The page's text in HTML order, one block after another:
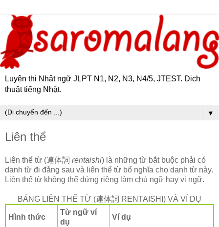
Luyện thi Nhật ngữ JLPT N1, N2, N3, N4/5, JTEST. Dịch
thuật tiếng Nhật.
▼
Liên thể
Liên thể từ (連体詞 rentaishi) là những từ bắt buộc phải có
danh từ đi đằng sau và liên thể từ bổ nghĩa cho danh từ này.
Liên thể từ không thể đứng riêng làm chủ ngữ hay vị ngữ.
BẢNG LIÊN THỂ TỪ (連体詞 RENTAISHI) VÀ VÍ DỤ
Hình thức
Từ ngữ ví
dụ
Ví dụ